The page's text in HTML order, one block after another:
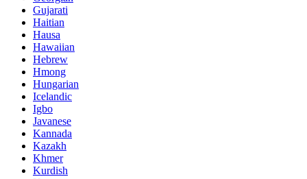
Gujarati
Haitian
Hausa
Hawaiian
Hebrew
Hmong
Hungarian
Icelandic
Igbo
Javanese
Kannada
Kazakh
Khmer
Kurdish